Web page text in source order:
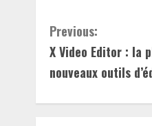
C
o
Previous:
X Video Editor : la
nouveaux outils